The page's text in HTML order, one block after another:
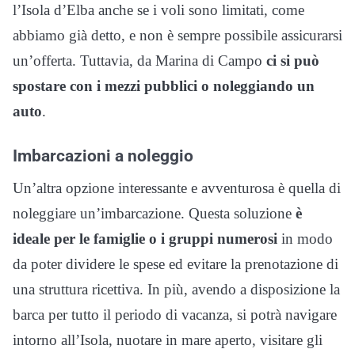
l’Isola d’Elba anche se i voli sono limitati, come
abbiamo già detto, e non è sempre possibile assicurarsi
un’offerta. Tuttavia, da Marina di Campo ci si può
spostare con i mezzi pubblici o noleggiando un
auto.
Imbarcazioni a noleggio
Un’altra opzione interessante e avventurosa è quella di
noleggiare un’imbarcazione. Questa soluzione è
ideale per le famiglie o i gruppi numerosi in modo
da poter dividere le spese ed evitare la prenotazione di
una struttura ricettiva. In più, avendo a disposizione la
barca per tutto il periodo di vacanza, si potrà navigare
intorno all’Isola, nuotare in mare aperto, visitare gli